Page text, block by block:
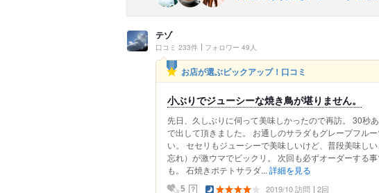
テゾ
口コミ 233件 フォロワー 49人
お店が選ぶピックアップ！口コミ
小ぶりでジューシーな焼き鳥が堪りません。
先日、久しぶりに伺って美味しかったので再訪。 30秒
で出して頂きました。 お通しのサラダもグレープフル
い。 セセリもジューシーで美味しいけど、普段美味し
忘れ）が激ウマでビックリ。 次回も必ずオーダーする
も。 石焼きポテトサラダ... 詳細を見る
5 ？ 2019/10 訪問 2回